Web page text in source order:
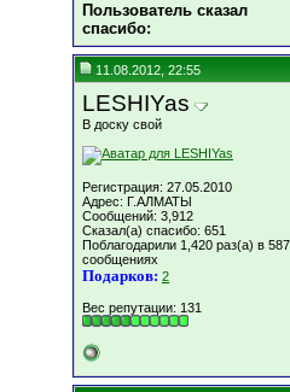
Пользователь сказал
cпасибо:
11.08.2012, 22:55
LESHIYas
В доску свой
Регистрация: 27.05.2010
Адрес: Г.АЛМАТЫ
Сообщений: 3,912
Сказал(а) спасибо: 651
Поблагодарили 1,420 раз(а) в 587
сообщениях
Подарков: 2
Вес репутации: 131